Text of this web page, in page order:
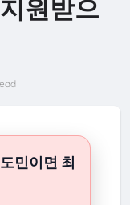
원받으
민이면 최